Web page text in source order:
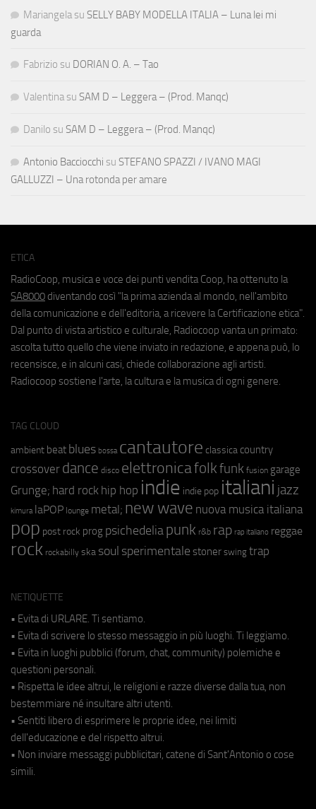
Mariangela su SELLY BABY MODELLA ITALIA – Luna lei mi
guarda
Fabrizio su DORIAN O. A. – Tao
Valentina su SAM D – Leggera – (Prod. Manqc)
Danilo su SAM D – Leggera – (Prod. Manqc)
Antonio Bacciocchi su STEFANO SPAZZI / IVANO MAGI
GALLUZZI – Una rotonda per amare
ETICA
RadioCoop, musica e voce dei punti vendita Coop, ha ottenuto la
SA8000 diventando così "la prima azienda al mondo, nell'ambito
della comunicazione e dell'editoria, a ricevere la Certificazione etica".
Dal punto di vista artistico e culturale, Radiocoop vanta un primato:
ascolta tutto quello che viene inviato in redazione, e appena può, lo
recensisce, e in alcuni casi, chiede collaborazione agli artisti.
Radiocoop sostiene l'arte, la cultura e la musica di ogni genere.
TAG CLOUD
ambient beat blues bossa cantautore classica country
crossover dance disco elettronicafolkfunk fusion garage
Grunge; hard rock hip hop indie indie pop italiani jazz
kimura laPOP lounge metal; new wave nuova musica italiana
pop post rock prog psichedeliapunk r&b rap rap italiano reggae
rock rockabilly ska soul sperimentale stoner swing trap
NETIQUETTE
• Evita di URLARE. Ti sentiamo.
• Evita di scrivere lo stesso messaggio in più luoghi. Ti leggiamo.
• Evita in luoghi pubblici (forum, chat, community) polemiche e
questioni personali.
• Rispetta le idee altrui, le religioni e razze diverse dalla tua, non
bestemmiare né insultare altri utenti.
• Sentiti libero di esprimere le proprie idee, nei limiti
dell'educazione e del rispetto altrui.
• Non inviare messaggi pubblicitari, catene di Sant'Antonio o cose
simili.